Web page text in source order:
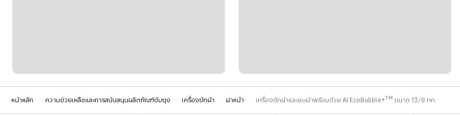
หน้าหลัก ความช่วยเหลือและการสนับสนุนผลิตภัณฑ์ซัมซุง เครื่องซักผ้า ฝาหน้า เครื่องซักผ้าและอบผ้าพร้อมด้วย AI EcoBubble+ᵀᴹ ขนาด 13/8 กก.